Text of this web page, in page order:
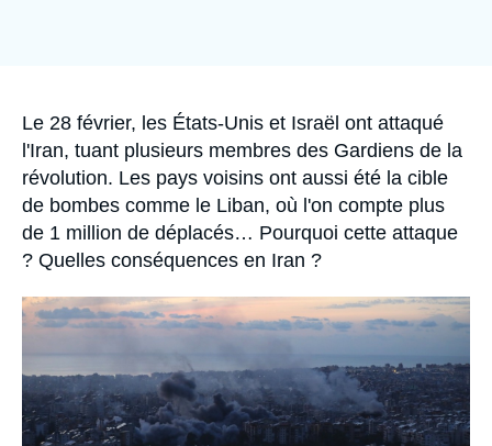
Accroche
Le 28 février, les États-Unis et Israël ont attaqué
l'Iran, tuant plusieurs membres des Gardiens de la
révolution. Les pays voisins ont aussi été la cible
de bombes comme le Liban, où l'on compte plus
de 1 million de déplacés… Pourquoi cette attaque
? Quelles conséquences en Iran ?
Image
principale